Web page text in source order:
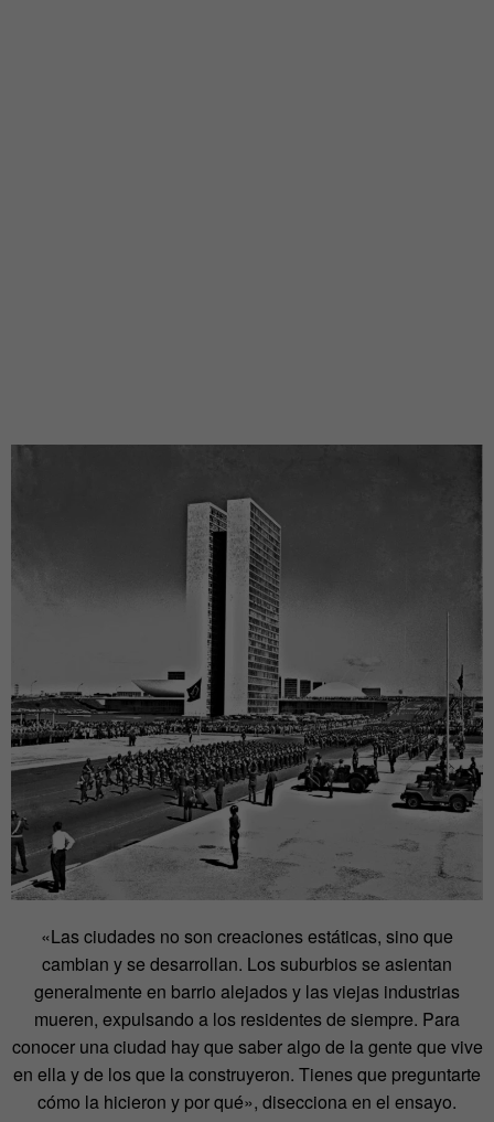
«Las ciudades no son creaciones estáticas, sino que
cambian y se desarrollan. Los suburbios se asientan
generalmente en barrio alejados y las viejas industrias
mueren, expulsando a los residentes de siempre. Para
conocer una ciudad hay que saber algo de la gente que vive
en ella y de los que la construyeron. Tienes que preguntarte
cómo la hicieron y por qué», disecciona en el ensayo.